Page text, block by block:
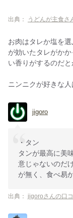
出典： うどんが主食さ
お肉はタレか塩を
が効いたタレがか
い香りがするのだと
ニンニクが好きな
jigoro
・タン
タンが最高に美
意じゃないのだ
が無く、食べ易
出典： jigoroさんの口コ